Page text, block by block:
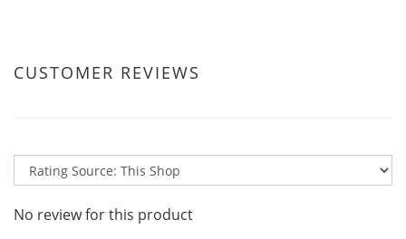
CUSTOMER REVIEWS
No review for this product